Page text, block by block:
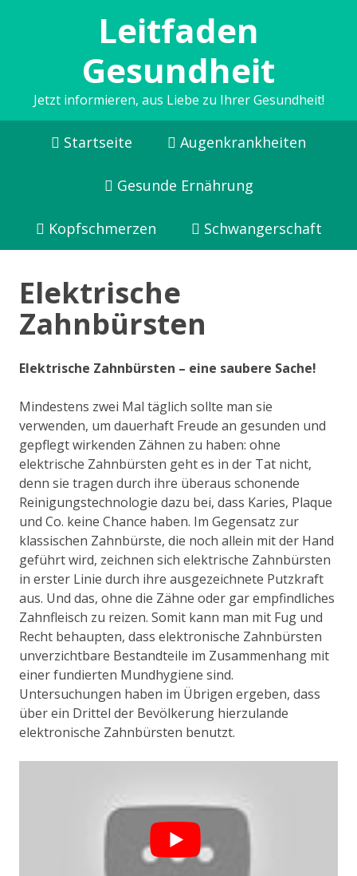
Leitfaden
Gesundheit
Jetzt informieren, aus Liebe zu Ihrer Gesundheit!
Startseite Augenkrankheiten
Gesunde Ernährung
Kopfschmerzen Schwangerschaft
Elektrische
Zahnbürsten
Elektrische Zahnbürsten – eine saubere Sache!
Mindestens zwei Mal täglich sollte man sie
verwenden, um dauerhaft Freude an gesunden und
gepflegt wirkenden Zähnen zu haben: ohne
elektrische Zahnbürsten geht es in der Tat nicht,
denn sie tragen durch ihre überaus schonende
Reinigungstechnologie dazu bei, dass Karies, Plaque
und Co. keine Chance haben. Im Gegensatz zur
klassischen Zahnbürste, die noch allein mit der Hand
geführt wird, zeichnen sich elektrische Zahnbürsten
in erster Linie durch ihre ausgezeichnete Putzkraft
aus. Und das, ohne die Zähne oder gar empfindliches
Zahnfleisch zu reizen. Somit kann man mit Fug und
Recht behaupten, dass elektronische Zahnbürsten
unverzichtbare Bestandteile im Zusammenhang mit
einer fundierten Mundhygiene sind.
Untersuchungen haben im Übrigen ergeben, dass
über ein Drittel der Bevölkerung hierzulande
elektronische Zahnbürsten benutzt.